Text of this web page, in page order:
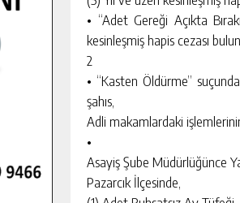
• “Adet Gereği Açıkta
kesinleşmiş hapis cezası
2
• “Kasten Öldürme”
şahıs,
Adli makamlardaki
•
Asayiş Şube Müdürlüğünce
Pazarcık İlçesinde,